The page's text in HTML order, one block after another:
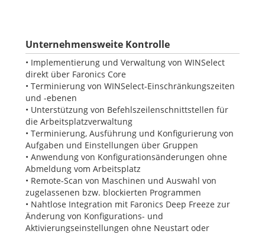
Unternehmensweite Kontrolle
• Implementierung und Verwaltung von WINSelect
direkt über Faronics Core
• Terminierung von WINSelect-Einschränkungszeiten
und -ebenen
• Unterstützung von Befehlszeilenschnittstellen für
die Arbeitsplatzverwaltung
• Terminierung, Ausführung und Konfigurierung von
Aufgaben und Einstellungen über Gruppen
• Anwendung von Konfigurationsänderungen ohne
Abmeldung vom Arbeitsplatz
• Remote-Scan von Maschinen und Auswahl von
zugelassenen bzw. blockierten Programmen
• Nahtlose Integration mit Faronics Deep Freeze zur
Änderung von Konfigurations- und
Aktivierungseinstellungen ohne Neustart oder